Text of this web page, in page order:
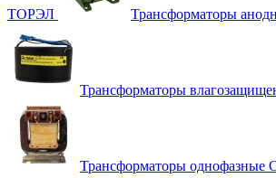
ТОРЭЛ Трансформаторы
Трансформаторы
Трансформаторы